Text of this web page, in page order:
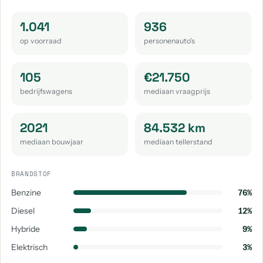
aantal: 20 aantal: 18
Volkswagen Passat Variant Volkswagen Tayron
Volkswagen Tiguan Allspace
aantal: 14
Volkswagen Touran
aantal: 13
aantal: 11
Volkswagen Beetle Volkswagen Touareg
Volkswagen T-Roc Cabrio
aantal: 4
1.041
op voorraad
936
personenauto's
105
bedrijfswagens
€21.750
mediaan vraagprijs
2021
mediaan bouwjaar
84.532 km
mediaan tellerstand
BRANDSTOF
Benzine
76%
Diesel
12%
Hybride
9%
Elektrisch
3%